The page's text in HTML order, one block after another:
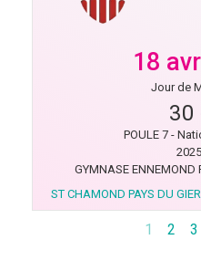
18
Jour de
30
POULE 7 -
GYMNASE ENNEMOND
ST CHAMOND PAYS DU
1 2 3